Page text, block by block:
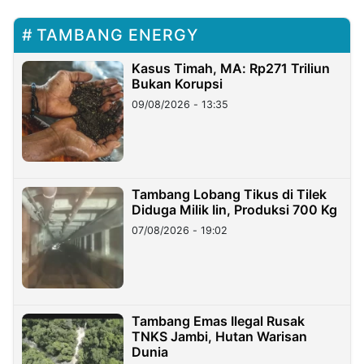
TAMBANG ENERGY
Kasus Timah, MA: Rp271 Triliun
Bukan Korupsi
09/08/2026 - 13:35
Tambang Lobang Tikus di Tilek
Diduga Milik Iin, Produksi 700 Kg
07/08/2026 - 19:02
Tambang Emas Ilegal Rusak
TNKS Jambi, Hutan Warisan
Dunia